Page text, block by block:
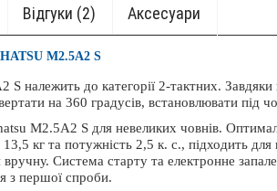
Відгуки (2) Aксесуари
M2.5A2 S
S належить до категорії 2-тактних.
на 360 градусів, встановлювати під
M2.5A2 S для невеликих човнів.
13,5 кг та потужність 2,5 к. с., підходить
Система старту та електронне
з першої спроби.
Ехолот Lowrance Elite FS 9 с датчиком
Imaging 3-in-1
65 520 грн.